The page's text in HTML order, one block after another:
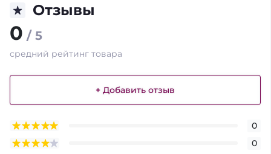
Отзывы
0 / 5
средний рейтинг товара
+ Добавить отзыв
0
0